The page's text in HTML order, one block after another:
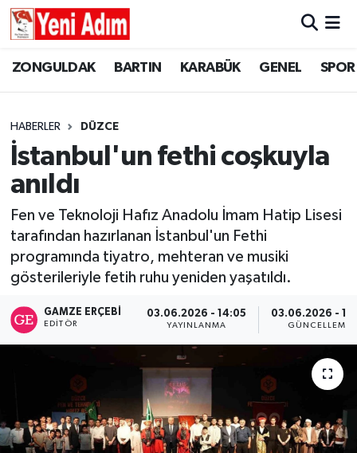
ZONGULDAK BARTIN KARABÜK GENEL SPOR
HABERLER DÜZCE
İstanbul'un fethi coşkuyla
anıldı
Fen ve Teknoloji Hafız Anadolu İmam Hatip Lisesi
tarafından hazırlanan İstanbul'un Fethi
programında tiyatro, mehteran ve musiki
gösterileriyle fetih ruhu yeniden yaşatıldı.
GAMZE ERÇEBI
EDITÖR
03.06.2026 - 14:05
YAYINLANMA
03.06.2026 -
GÜNCELLEME
ZONGULDAK
GÜNCEL
SİYASET
RESMİ İLAN
ZONGULDAK
GENEL
SPOR
SİYASET
SAĞLIK
GÜNCEL
RESMİ İLAN
Künye
Zonguldak Hava Durumu
Süper Lig Puan Durumu ve Fikstür
Tüm Manşetler
Son Dakika Haberleri
Haber Arşivi